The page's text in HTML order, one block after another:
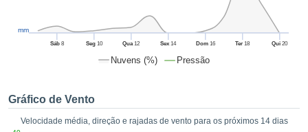
todos os
no
como
um perfil
Nuvens (%) Pressão
Sáb8 Seg10 Qua12 Sex 14 Dom16 Ter 18 Qui 20
mm
Gráfico de Vento
Velocidade média, direção e rajadas de vento para os próximos 14 dias